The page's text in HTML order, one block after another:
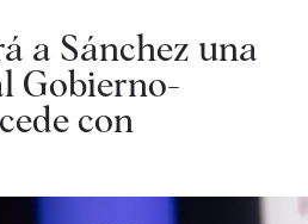
a Sánchez una
Gobierno-
con